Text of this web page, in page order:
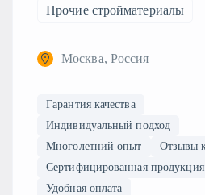
Прочие стройматериалы
Москва, Россия
Гарантия качества
Индивидуальный подход
Многолетний опыт
Отзывы
Сертифицированная продукция
Удобная оплата